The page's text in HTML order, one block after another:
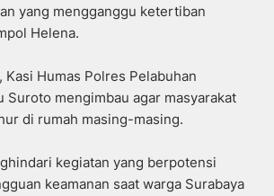
yang mengganggu ketertiban
Helena.
Humas Polres Pelabuhan
Suroto mengimbau agar masyarakat
di rumah masing-masing.
kegiatan yang berpotensi
keamanan saat warga Surabaya